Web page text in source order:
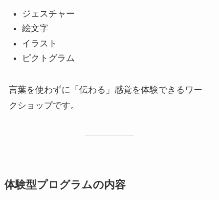
ジェスチャー
絵文字
イラスト
ピクトグラム
言葉を使わずに「伝わる」感覚を体験できるワー
クショップです。
体験型プログラムの内容